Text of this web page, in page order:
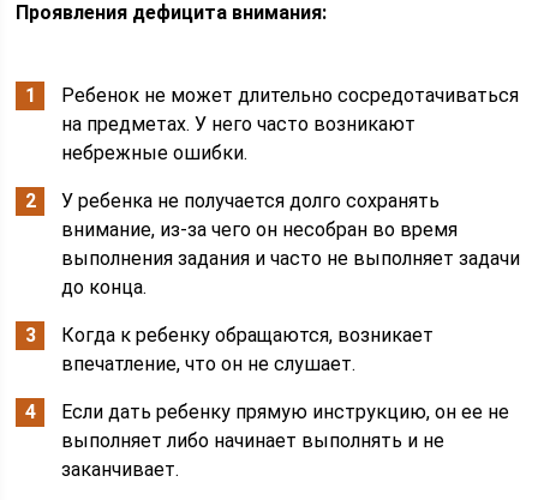
Проявления дефицита внимания:
Ребенок не может длительно сосредотачиваться
на предметах. У него часто возникают
небрежные ошибки.
У ребенка не получается долго сохранять
внимание, из-за чего он несобран во время
выполнения задания и часто не выполняет задачи
до конца.
Когда к ребенку обращаются, возникает
впечатление, что он не слушает.
Если дать ребенку прямую инструкцию, он ее не
выполняет либо начинает выполнять и не
заканчивает.